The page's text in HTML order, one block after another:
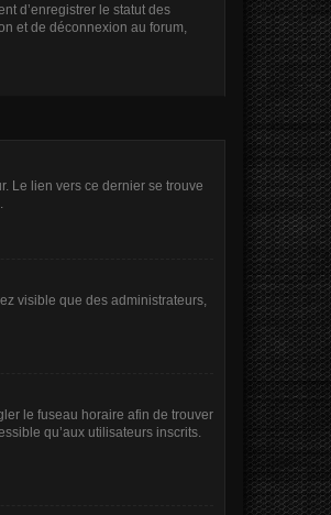
d’enregistrer le statut des
et de déconnexion au forum,
Le lien vers ce dernier se trouve
visible que des administrateurs,
le fuseau horaire afin de trouver
qu’aux utilisateurs inscrits.